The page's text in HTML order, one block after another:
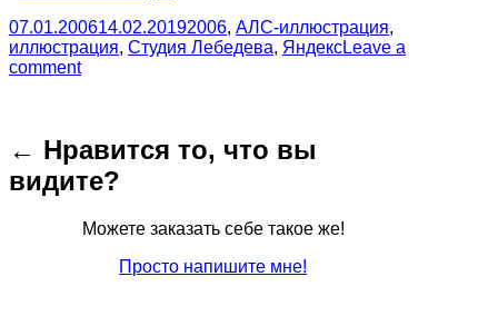
сайта
Яндекс-
07.01.200614.02.20192006, АЛС-иллюстрация,
иллюстрация, Студия Лебедева, ЯндексLeave a
comment
← Нравится то, что вы
видите?
Можете заказать себе такое же!
Просто напишите мне!